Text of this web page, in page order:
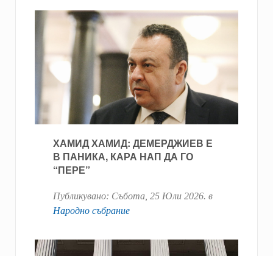
ХАМИД ХАМИД: ДЕМЕРДЖИЕВ Е
В ПАНИКА, КАРА НАП ДА ГО
“ПЕРЕ”
Публикувано: Събота, 25 Юли 2026. в
Народно събрание